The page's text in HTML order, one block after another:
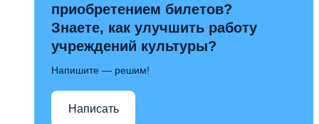
приобретением билетов?
Знаете, как улучшить работу
учреждений культуры?
Напишите — решим!
Написать